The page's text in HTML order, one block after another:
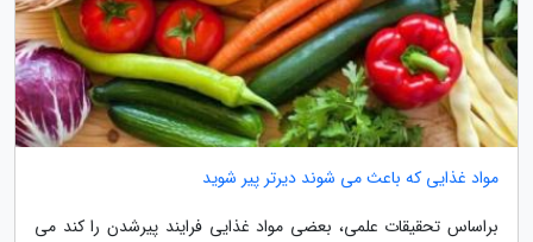
مواد غذایی که باعث می شوند دیرتر پیر شوید
براساس تحقیقات علمی، بعضی مواد غذایی فرایند پیرشدن را کند می